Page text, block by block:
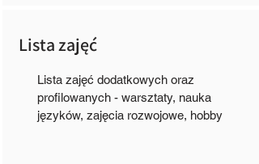
Lista zajęć
Lista zajęć dodatkowych oraz
profilowanych - warsztaty, nauka
języków, zajęcia rozwojowe, hobby